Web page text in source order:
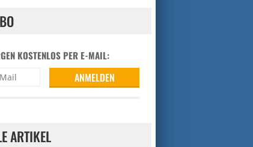
KOSTENLOS PER E-MAIL:
ARTIKEL